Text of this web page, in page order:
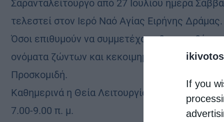
If you
Σαρανταλείτουργο από 27 Ιουλίου ημέρα
τελεστεί στον Ιερό Ναό Αγίας Ειρήνης Δράμας.
Όσοι επιθυμούν να συμμετέχουν θα
ονόματα ζώντων και κεκοιμημένων συγγενών
Προσκομιδή.
Καθημερινά η Θεία Λειτουργία θα τελείται από
7.00-9.00 π. μ.